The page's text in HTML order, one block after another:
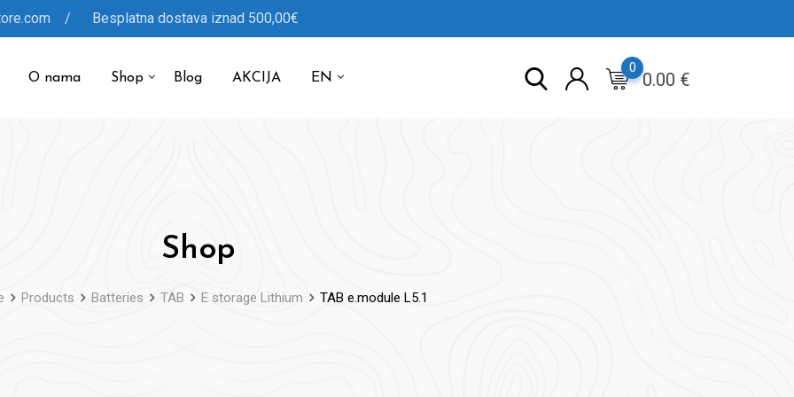
/ Besplatna dostava iznad 500,00€
O nama Shop Blog AKCIJA EN 0.00 €
0
Shop
Products Batteries TAB E storage Lithium TAB e.module L5.1